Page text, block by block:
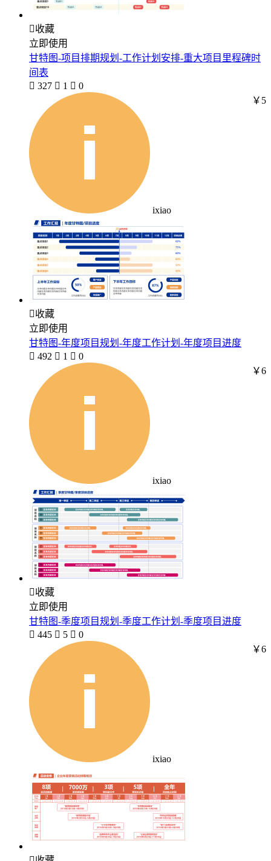
收藏
立即使用
甘特图-项目排期规划-工作计划安排-重大项目里程碑时
间表
 327  1  0
ixiao
￥5
收藏
立即使用
甘特图-年度项目规划-年度工作计划-年度项目进度
 492  1  0
ixiao
￥6
收藏
立即使用
甘特图-季度项目规划-季度工作计划-季度项目进度
 445  5  0
ixiao
￥6